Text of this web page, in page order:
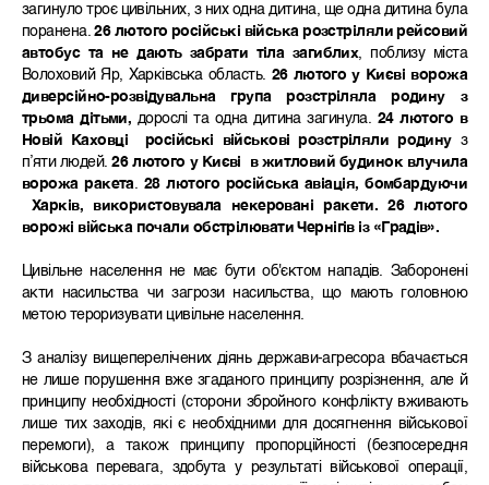
загинуло троє цивільних, з них одна дитина, ще одна дитина була
поранена.26 лютого російські війська розстріляли рейсовий
автобус та не дають забрати тіла загиблих, поблизу міста
Волоховий Яр, Харківська область. 26 лютого у Києві ворожа
диверсійно-розвідувальна група розстріляла родину з
трьома дітьми, дорослі та одна дитина загинула. 24 лютого в
Новій Каховці російські військові розстріляли родинуз
п’яти людей.26 лютого у Києві в житловий будинок влучила
ворожа ракета. 28 лютого російська авіація, бомбардуючи
Харків, використовувала некеровані ракети.
26 лютого
ворожі війська почали обстрілювати Чернігів із «Градів».
Цивільне населення не має бути об'єктом нападів. Заборонені
акти насильства чи загрози насильства, що мають головною
метою тероризувати цивільне населення.
З аналізу вищеперелічених діянь держави-агресора вбачається
не лише порушення вже згаданого принципу розрізнення, але й
принципу необхідності (сторони збройного конфлікту вживають
лише тих заходів, які є необхідними для досягнення військової
перемоги), а також принципу пропорційності (безпосередня
військова перевага, здобута у результаті військової операції,